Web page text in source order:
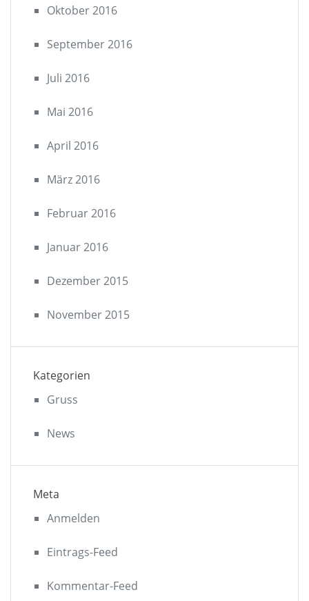
Oktober 2016
September 2016
Juli 2016
Mai 2016
April 2016
März 2016
Februar 2016
Januar 2016
Dezember 2015
November 2015
Kategorien
Gruss
News
Meta
Anmelden
Eintrags-Feed
Kommentar-Feed